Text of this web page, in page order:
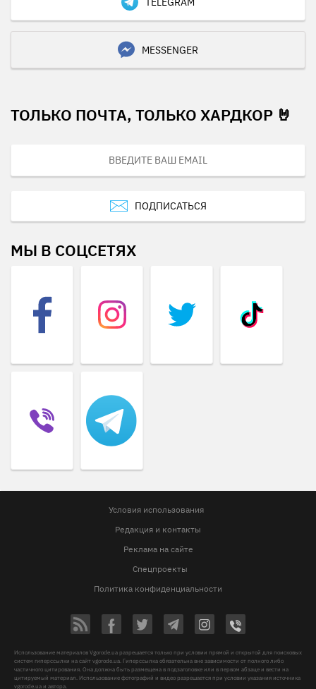
MESSENGER
ТОЛЬКО ПОЧТА, ТОЛЬКО ХАРДКОР 🤘
ПОДПИСАТЬСЯ
МЫ В СОЦСЕТЯХ
Условия использования
Редакция и контакты
Реклама на сайте
Спецпроекты
Политика конфиденциальности
Использование материалов Vgorode.ua разрешается только при условии прямой и открытой для поисковых
систем гиперссылки на сайт vgorode.ua. Гиперссылка обязательна вне зависимости от полного либо
частичного цитирования. Она должна быть размещена в подзаголовке или в первом абзаце и вести на
цитируемый материал. Использование фотографий и видео разрешается при условии указания источника
vgorode.ua и автора.